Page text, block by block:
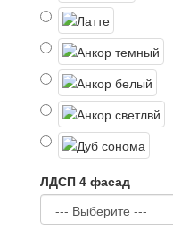
ЛДСП 4 фасад